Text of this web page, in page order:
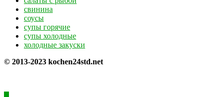
свинина
соусы
супы горячие
супы холодные
холодные закуски
© 2013-2023 kochen24std.net